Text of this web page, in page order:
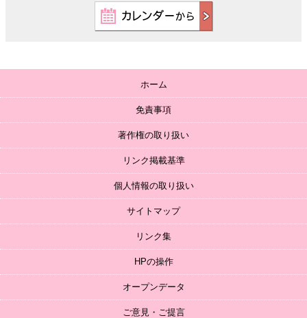
ホーム
免責事項
著作権の取り扱い
リンク掲載基準
個人情報の取り扱い
サイトマップ
リンク集
HPの操作
オープンデータ
ご意見・ご提言